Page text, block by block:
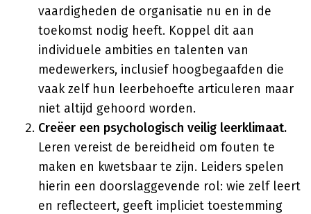
vaardigheden de organisatie nu en in de
toekomst nodig heeft. Koppel dit aan
individuele ambities en talenten van
medewerkers, inclusief hoogbegaafden die
vaak zelf hun leerbehoefte articuleren maar
niet altijd gehoord worden.
Creëer een psychologisch veilig leerklimaat.
Leren vereist de bereidheid om fouten te
maken en kwetsbaar te zijn. Leiders spelen
hierin een doorslaggevende rol: wie zelf leert
en reflecteert, geeft impliciet toestemming